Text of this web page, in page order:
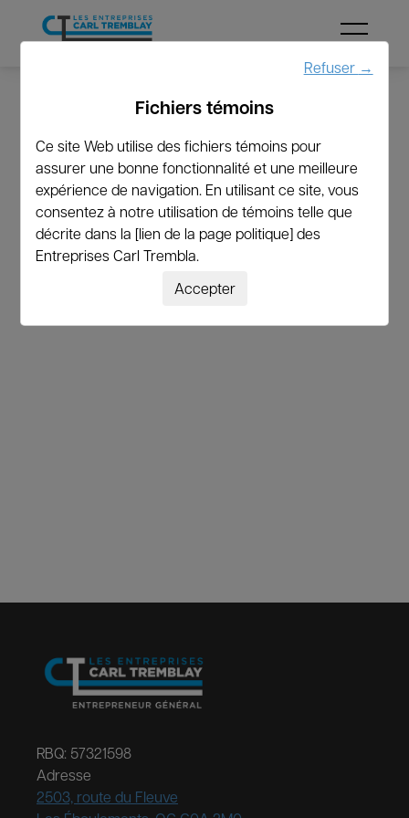
Menu
Revenir à la liste
maigeher@yahoo.com
RBQ: 57321598
Adresse
2503, route du Fleuve
Refuser →
Fichiers témoins
Ce site Web utilise des fichiers témoins pour
assurer une bonne fonctionnalité et une meilleure
expérience de navigation. En utilisant ce site, vous
consentez à notre utilisation de témoins telle que
décrite dans la [lien de la page politique] des
Entreprises Carl Trembla.
Accepter